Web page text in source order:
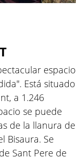
espacio
Está situado
a 1.246
se puede
de la llanura de
Bisaura. Se
Sant Pere de